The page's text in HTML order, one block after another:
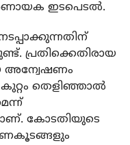
ഇടപെടല്‍.
പ്രതിക്കെതിരായ
അന്വേഷണം
തെളിഞ്ഞാല്‍
കോടതിയുടെ